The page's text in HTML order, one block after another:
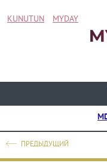
KUNUTUN MYDAY
ПРЕДЫДУЩИЙ